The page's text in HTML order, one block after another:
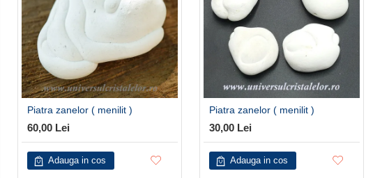
Piatra zanelor ( menilit )
60,00 Lei
Adauga in cos
Piatra zanelor ( menilit )
30,00 Lei
Adauga in cos